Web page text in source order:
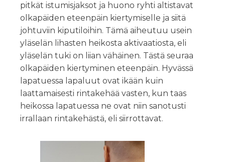
pitkät istumisjaksot ja huono ryhti altistavat
olkapäiden eteenpäin kiertymiselle ja siitä
johtuviin kiputiloihin. Tämä aiheutuu usein
yläselän lihasten heikosta aktivaatiosta, eli
yläselän tuki on liian vähäinen. Tästä seuraa
olkapäiden kiertyminen eteenpäin. Hyvässä
lapatuessa lapaluut ovat ikään kuin
laattamaisesti rintakehää vasten, kun taas
heikossa lapatuessa ne ovat niin sanotusti
irrallaan rintakehästä, eli siirrottavat.